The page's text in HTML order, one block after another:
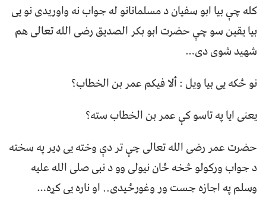
کله چې بیا ابو سفیان د مسلمانانو له جواب نه واوریدی نو یی
بیا یقین سو چې حضرت ابو بکر الصدیق رضی الله تعالی هم
شهید شوی دی…
نو ځکه یی بیا ویل : ألا فيكم عمر بن الخطاب؟
یعنی ایا په تاسو کې عمر بن الخطاب سته؟
حضرت عمر رضی الله تعالی چې تر دې وخته یی ډیر په سخته
د جواب ورکولو څخه ځان نیولی وو د نبی صلی الله علیه
وسلم په اجازه جست ور وغورځیدی.. او ناره یی کړه…